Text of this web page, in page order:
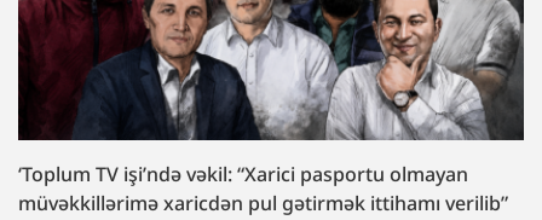
‘Toplum TV işi’ndə vəkil: “Xarici pasportu olmayan
müvəkkillərimə xaricdən pul gətirmək ittihamı verilib”